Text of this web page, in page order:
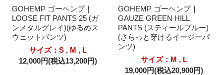
GOHEMP ゴーヘンプ｜
LOOSE FIT PANTS 25 (ガ
ンメタルグレイ)(ゆるめス
ウェットパンツ)
サイズ：S , M , L
12,000円(税込13,200円)
GOHEMP ゴーヘンプ｜
GAUZE GREEN HILL
PANTS (スティールブルー)
(さらっと穿けるイージーパ
ンツ)
サイズ：M , L
19,000円(税込20,900円)